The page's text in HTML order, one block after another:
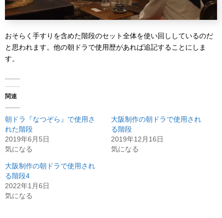
おそらく手すりを含めた階段のセット全体を使い回ししているのだ
と思われます。他の朝ドラで使用歴があれば追記することにしま
す。
関連
朝ドラ『なつぞら』で使用さ
れた階段
2019年6月5日
気になる
大阪制作の朝ドラで使用され
る階段
2019年12月16日
気になる
大阪制作の朝ドラで使用され
る階段4
2022年1月6日
気になる